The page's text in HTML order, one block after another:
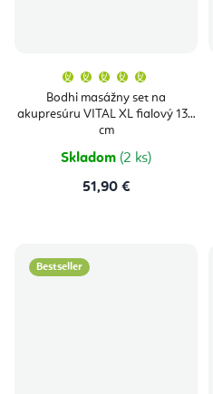
Bodhi masážny set na
akupresúru VITAL XL fialový 130
cm
produktu
je
5,0
hviezdičiek.
Skladom (2 ks)
51,90 €
Bestseller